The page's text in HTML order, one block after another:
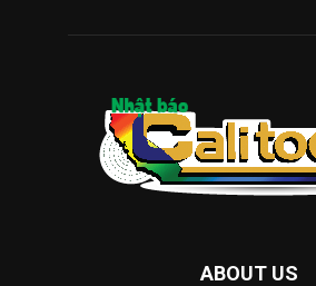
ABOUT US